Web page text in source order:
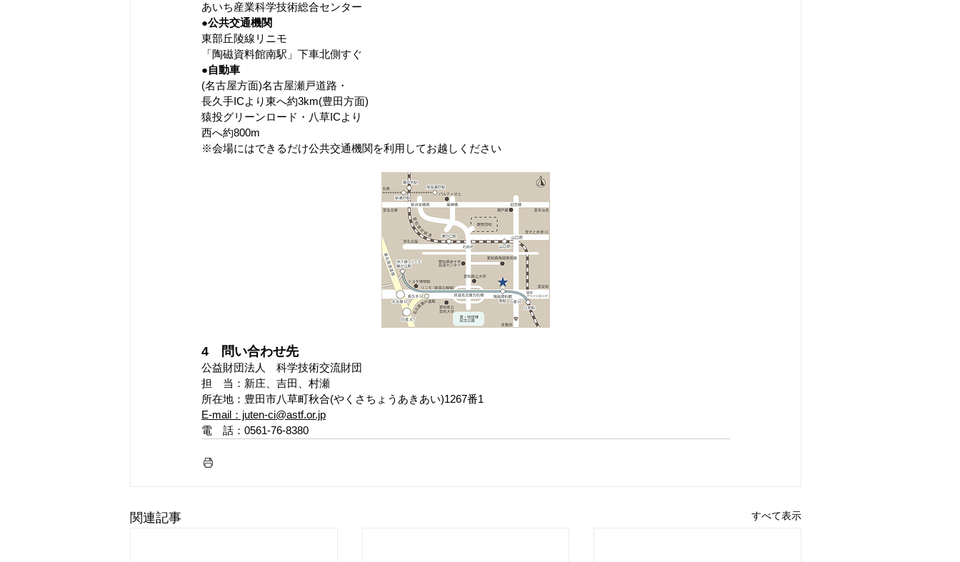
あいち産業科学技術総合センター
●公共交通機関
東部丘陵線リニモ
「陶磁資料館南駅」下車北側すぐ
●自動車
(名古屋方面)名古屋瀬戸道路・
長久手ICより東へ約3km(豊田方面)
猿投グリーンロード・八草ICより
西へ約800m
※会場にはできるだけ公共交通機関を利用してお越しください
4　問い合わせ先
公益財団法人　科学技術交流財団
担　当：新庄、吉田、村瀬
所在地：豊田市八草町秋合(やくさちょうあきあい)1267番1
E-mail：juten-ci@astf.or.jp
電　話：0561-76-8380
関連記事 すべて表示